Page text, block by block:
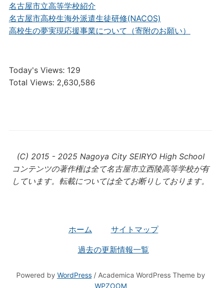
名古屋市立高等学校紹介
名古屋市高校生海外派遣生徒研修(NACOS)
高校生の夢実現応援事業について（寄附のお願い）
Today's Views: 129
Total Views: 2,630,586
(C) 2015 - 2025 Nagoya City SEIRYO High School
コンテンツの著作権は全て名古屋市立西陵高等学校が有
しています。転載については全てお断りしております。
ホーム サイトマップ
過去の更新情報一覧
Powered by WordPress/ Academica WordPress Theme by
WPZOOM